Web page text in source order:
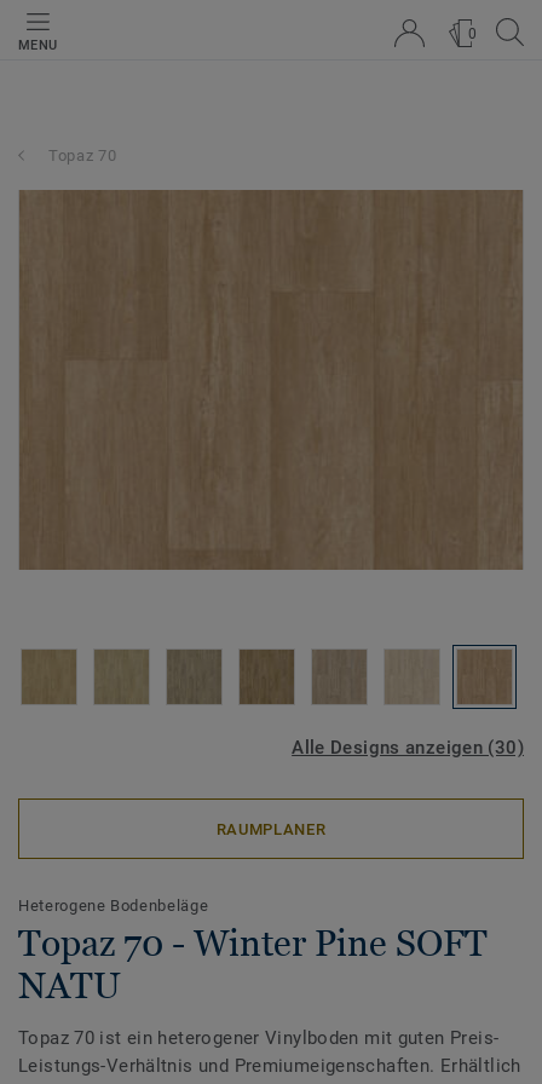
MENU
0
Topaz 70
Alle Designs anzeigen (30)
RAUMPLANER
Heterogene Bodenbeläge
Topaz 70 - Winter Pine SOFT
NATU
Topaz 70 ist ein heterogener Vinylboden mit guten Preis-
Leistungs-Verhältnis und Premiumeigenschaften. Erhältlich